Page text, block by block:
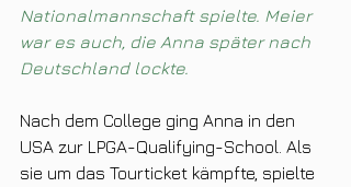
Nationalmannschaft spielte. Meier
war es auch, die Anna später nach
Deutschland lockte.
Nach dem College ging Anna in den
USA zur LPGA-Qualifying-School. Als
sie um das Tourticket kämpfte, spielte